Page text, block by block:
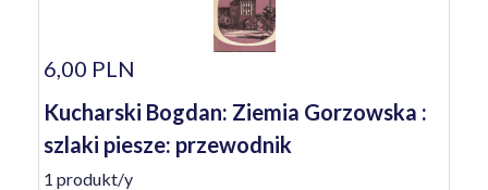
6,00 PLN
Kucharski Bogdan: Ziemia Gorzowska :
szlaki piesze: przewodnik
1 produkt/y